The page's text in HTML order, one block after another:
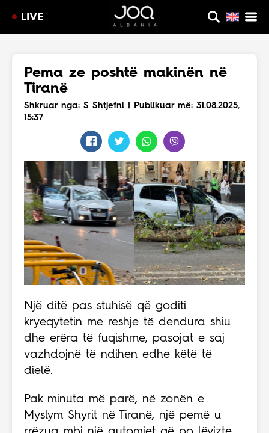
LIVE
Pema ze poshtë makinën në
Tiranë
Shkruar nga: S Shtjefni | Publikuar më: 31.08.2025,
15:37
Një ditë pas stuhisë që goditi
kryeqytetin me reshje të dendura shiu
dhe erëra të fuqishme, pasojat e saj
vazhdojnë të ndihen edhe këtë të
dielë.
Pak minuta më parë, në zonën e
Myslym Shyrit në Tiranë, një pemë u